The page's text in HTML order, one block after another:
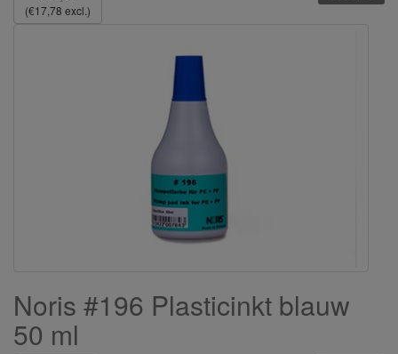
(€17,78 excl.)
Noris #196 Plasticinkt blauw
50 ml